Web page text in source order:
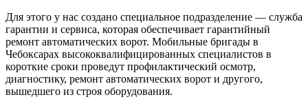
Для этого у нас создано специальное подразделение — служба
гарантии и сервиса, которая обеспечивает гарантийный
ремонт автоматических ворот. Мобильные бригады в
Чебоксарах высококвалифицированных специалистов в
короткие сроки проведут профилактический осмотр,
диагностику, ремонт автоматических ворот и другого,
вышедшего из строя оборудования.